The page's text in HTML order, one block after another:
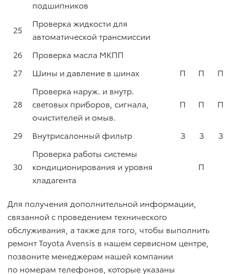
подшипников
25
Проверка жидкости для
автоматической трансмиссии
26
Проверка масла МКПП
27
Шины и давление в шинах П П П
28
Проверка наруж. и внутр.
световых приборов, сигнала,
очистителей и омыв.
П П П
29 Внутрисалонный фильтр З З З
30
Проверка работы системы
кондиционирования и уровня
хладагента
П
Для получения дополнительной информации,
связанной с проведением технического
обслуживания, а также для того, чтобы выполнить
ремонт Toyota Avensis в нашем сервисном центре,
позвоните менеджерам нашей компании
по номерам телефонов, которые указаны